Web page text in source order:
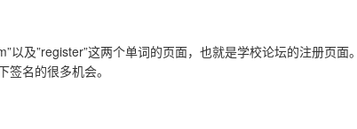
以及”register”这两个单词的页面，也就是学校论坛的注册页面。
名的很多机会。